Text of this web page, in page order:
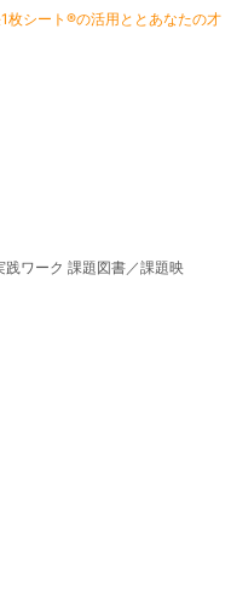
枚シート®︎の活用ととあなたの才
ワーク 課題図書／課題映